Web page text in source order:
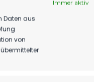
Immer aktiv
Daten aus
von